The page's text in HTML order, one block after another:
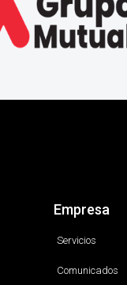
Empresa
Servicios
Comunicados